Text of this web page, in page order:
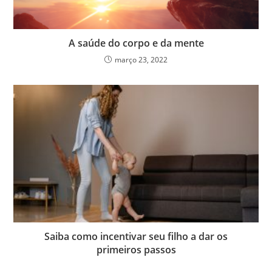
A saúde do corpo e da mente
março 23, 2022
Saiba como incentivar seu filho a dar os
primeiros passos